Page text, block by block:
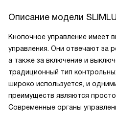
Описание модели
Кнопочное управление имеет
управления. Они отвечают за
а также за включение и
традиционный тип
широко используется, и
преимуществ являются
Современные органы